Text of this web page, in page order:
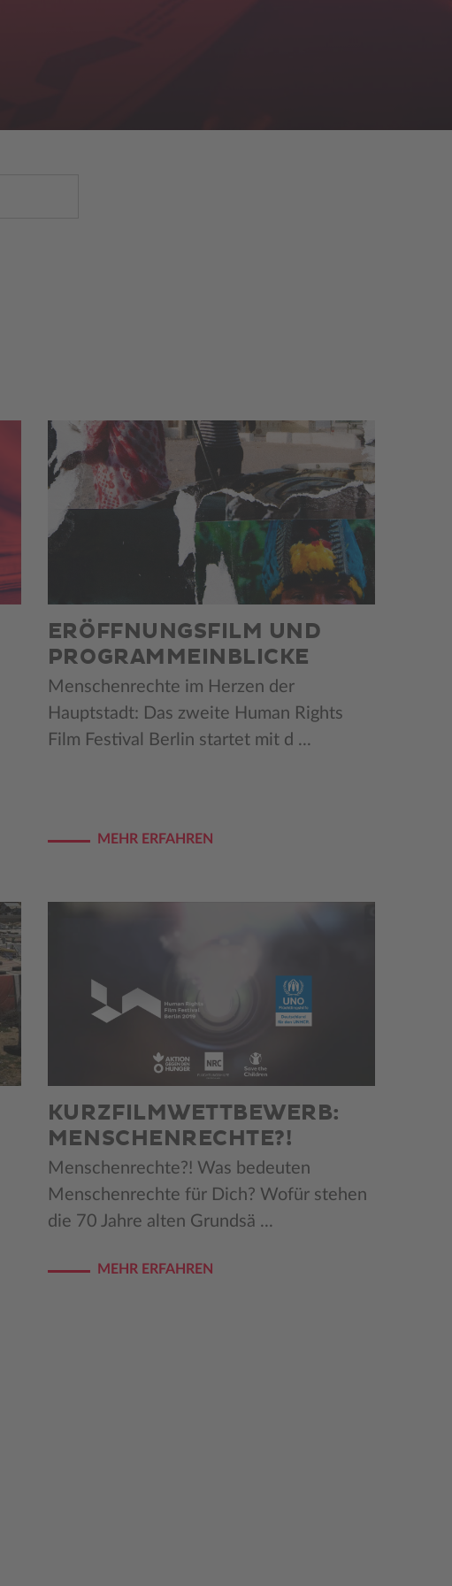
ERÖFFNUNGSFILM UND
PROGRAMMEINBLICKE
Menschenrechte im Herzen der
Hauptstadt: Das zweite Human Rights
Film Festival Berlin startet mit d ...
MEHR ERFAHREN
KURZFILMWETTBEWERB:
MENSCHENRECHTE?!
Menschenrechte?! Was bedeuten
Menschenrechte für Dich? Wofür stehen
die 70 Jahre alten Grundsä ...
MEHR ERFAHREN